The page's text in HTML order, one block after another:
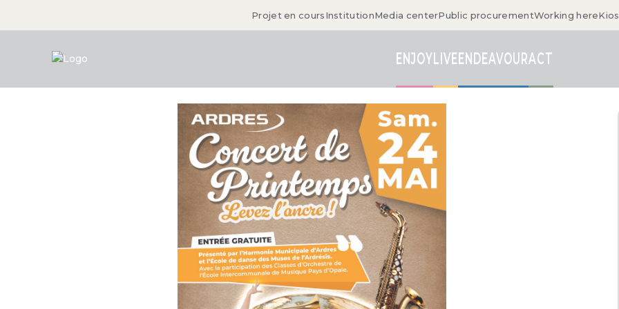
Projet en coursInstitutionMedia centerPublic procurementWorking here
ENJOYLIVEENDEAVOURACT